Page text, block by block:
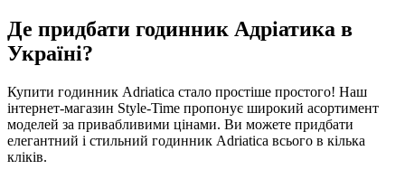
Де придбати годинник Адріатика в
Україні?
Купити годинник Adriatica стало простіше простого! Наш
інтернет-магазин Style-Time пропонує широкий асортимент
моделей за привабливими цінами. Ви можете придбати
елегантний і стильний годинник Adriatica всього в кілька
кліків.